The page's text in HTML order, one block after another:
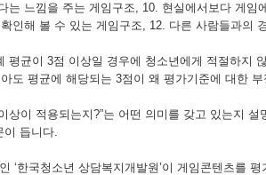
는 느낌을 주는 게임구조, 10. 현실에서보다 게
인해 볼 수 있는 게임구조, 12. 다른 사람들과의
평균이 3점 이상일 경우에 청소년에게 적절하지
도 평균에 해당되는 3점이 왜 평가기준에 대한
상이 적용되는지?”는 어떤 의미를 갖고 있는지
이 듭니다.
‘한국청소년 상담복지개발원’이 게임콘텐츠를